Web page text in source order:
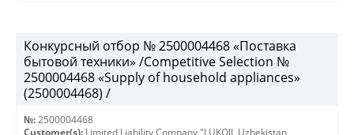
Конкурсный отбор № 2500004468 «Поставка
бытовой техники» /Competitive Selection №
2500004468 «Supply of household appliances»
(2500004468) /
№: 2500004468
Customer(s): Limited Liability Company "LUKOIL Uzbekistan